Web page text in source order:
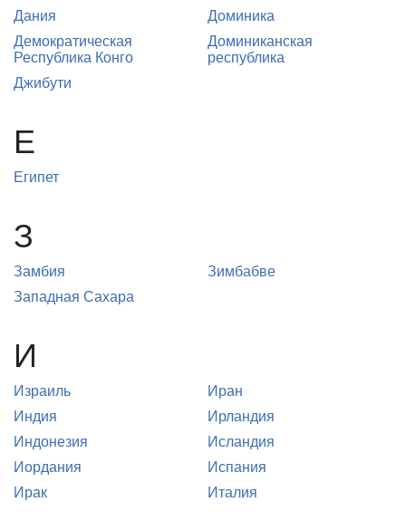
Дания
Демократическая
Республика Конго
Джибути
Доминика
Доминиканская
республика
Е
Египет
З
Замбия
Западная Сахара
Зимбабве
И
Израиль
Индия
Индонезия
Иордания
Ирак
Иран
Ирландия
Исландия
Испания
Италия